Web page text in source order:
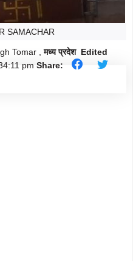
SAMACHAR
Tomar ,
मध्य प्रदेश Edited
pm Share: